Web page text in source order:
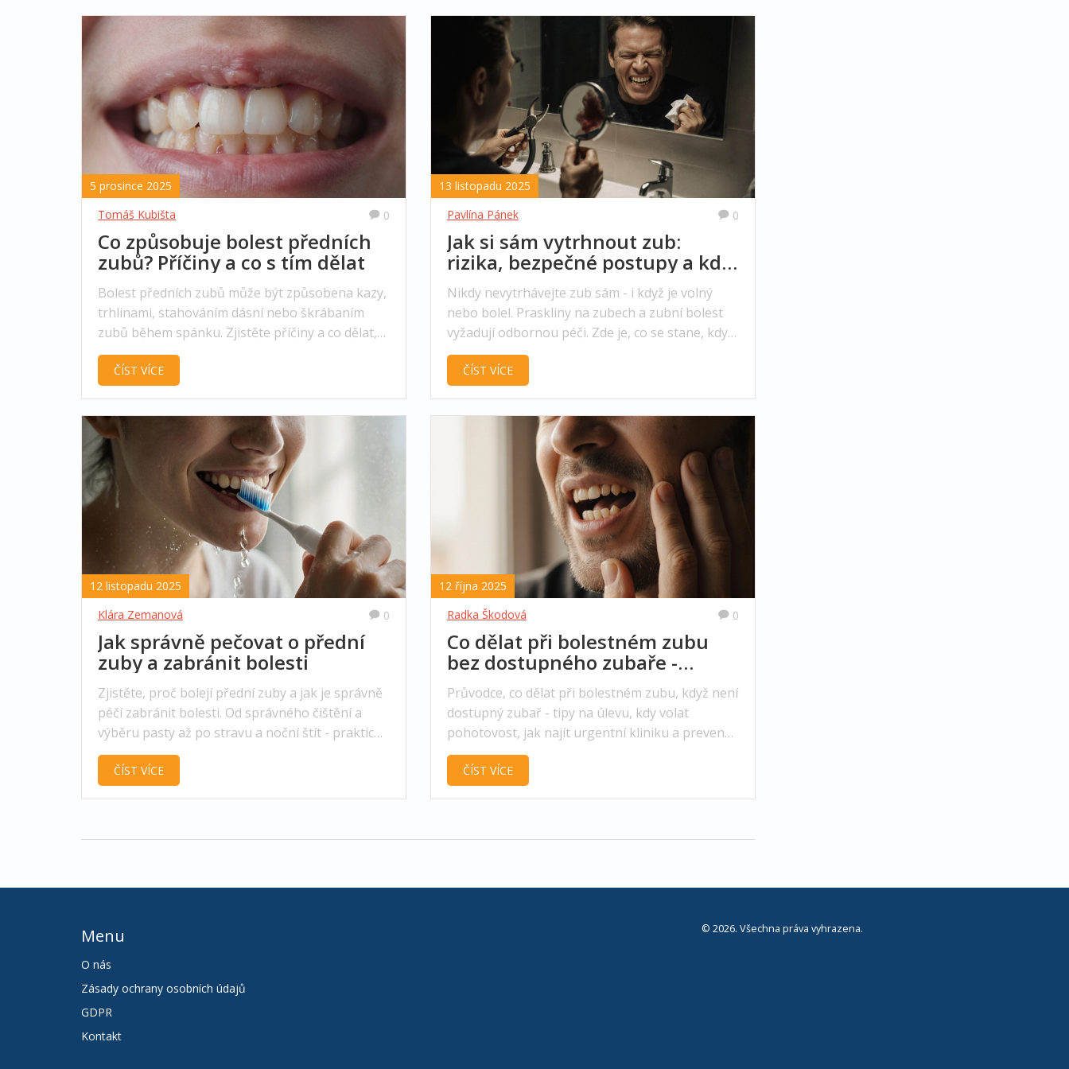
5 prosince 2025
Tomáš Kubišta
0
Co způsobuje bolest předních
zubů? Příčiny a co s tím dělat
Bolest předních zubů může být způsobena kazy,
trhlinami, stahováním dásní nebo škrábaním
zubů během spánku. Zjistěte příčiny a co dělat,
abyste předešli ztrátě zubů a dalším
komplikacím.
ČÍST VÍCE
13 listopadu 2025
Pavlína Pánek
0
Jak si sám vytrhnout zub:
rizika, bezpečné postupy a kdy
to dělat nesmíte
Nikdy nevytrhávejte zub sám - i když je volný
nebo bolel. Praskliny na zubech a zubní bolest
vyžadují odbornou péči. Zde je, co se stane, když
to uděláte špatně, a jak správně reagovat.
ČÍST VÍCE
12 listopadu 2025
Klára Zemanová
0
Jak správně pečovat o přední
zuby a zabránit bolesti
Zjistěte, proč bolejí přední zuby a jak je správně
péčí zabránit bolesti. Od správného čištění a
výběru pasty až po stravu a noční štít - praktické
kroky, které skutečně pomáhají.
ČÍST VÍCE
12 října 2025
Radka Škodová
0
Co dělat při bolestném zubu
bez dostupného zubaře -
praktický návod
Průvodce, co dělat při bolestném zubu, když není
dostupný zubař - tipy na úlevu, kdy volat
pohotovost, jak najít urgentní kliniku a prevence
budoucích bolestí.
ČÍST VÍCE
Menu
O nás
Zásady ochrany osobních údajů
GDPR
Kontakt
© 2026. Všechna práva vyhrazena.